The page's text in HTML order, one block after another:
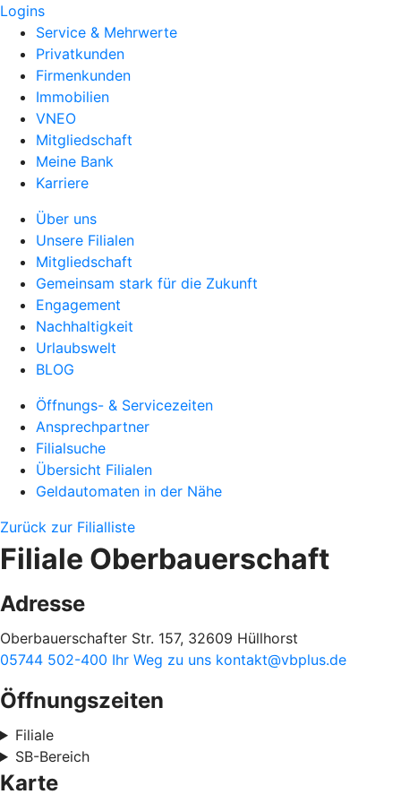
Logins
Service & Mehrwerte
Privatkunden
Firmenkunden
Immobilien
VNEO
Mitgliedschaft
Meine Bank
Karriere
Über uns
Unsere Filialen
Mitgliedschaft
Gemeinsam stark für die Zukunft
Engagement
Nachhaltigkeit
Urlaubswelt
BLOG
Öffnungs- & Servicezeiten
Ansprechpartner
Filialsuche
Übersicht Filialen
Geldautomaten in der Nähe
Zurück zur Filialliste
Filiale Oberbauerschaft
Adresse
Oberbauerschafter Str. 157, 32609 Hüllhorst
05744 502-400 Ihr Weg zu uns kontakt@vbplus.de
Öffnungszeiten
Filiale
SB-Bereich
Karte